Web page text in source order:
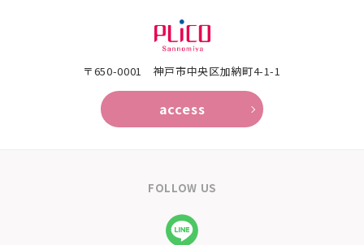
〒650-0001 神戸市中央区加納町4-1-1
access
FOLLOW US